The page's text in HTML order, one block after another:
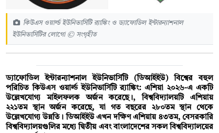
কিউএস ওয়ার্ল্ড ইউনিভার্সিটি র‌্যাঙ্কিং ও ড্যাফোডিল ইন্টারন্যাশনাল
ইউনিভার্সিটির লোগো © সংগৃহীত
ড্যাফোডিল ইন্টারন্যাশনাল ইউনিভার্সিটি (ডিআইইউ) বিশ্বের বহুল
পরিচিত কিউএস ওয়ার্ল্ড ইউনিভার্সিটি র‌্যাঙ্কিং: এশিয়া ২০২৬-এ একটি
উল্লেখযোগ্য মাইলফলক অর্জন করেছে।, বিশ্ববিদ্যালয়টি এশিয়ায়
২২১তম স্থান অর্জন করেছে, যা গত বছরের ২৮০তম স্থান থেকে
উল্লেখযোগ্য উন্নতি। ডিআইইউ এখন দক্ষিণ এশিয়ায় ৪৩তম, বেসরকারি
বিশ্ববিদ্যালয়গুলির মধ্যে দ্বিতীয় এবং বাংলাদেশের সকল বিশ্ববিদ্যালয়ের